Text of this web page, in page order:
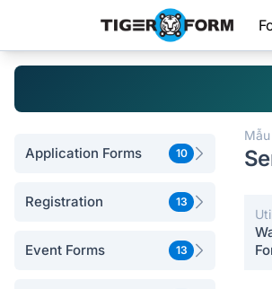
Application Forms 10
Registration 13
Event Forms 13
Mẫu